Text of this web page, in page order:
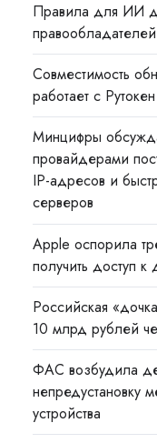
Правила для ИИ
правообладателей
Совместимость
работает с
Минцифры
провайдерами
IP-адресов и
серверов
Apple оспорила
получить доступ
Российская
10 млрд рублей
ФАС возбудила
непредустановку
устройства